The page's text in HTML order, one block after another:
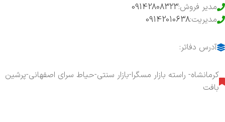
مدیر فروش:09142808323
مدیریت:09142010638
آدرس دفاتر:
کرمانشاه- راسته بازار مسگرا-بازار سنتی-حیاط سرای اصفهانی-پرشین
بافت